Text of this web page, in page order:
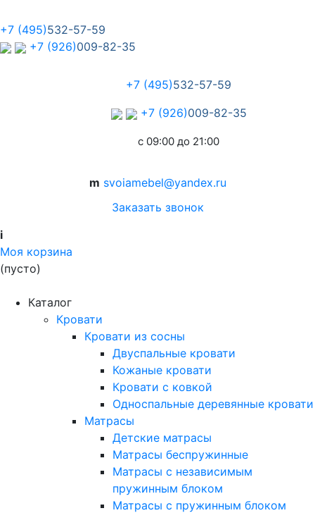
+7 (495)532-57-59
+7 (926)009-82-35
+7 (495)532-57-59
+7 (926)009-82-35
с 09:00 до 21:00
m svoiamebel@yandex.ru
Заказать звонок
i
Моя корзина
(пусто)
Каталог
Кровати
Кровати из сосны
Двуспальные кровати
Кожаные кровати
Кровати с ковкой
Односпальные деревянные кровати
Матрасы
Детские матрасы
Матрасы беспружинные
Матрасы с независимым
пружинным блоком
Матрасы с пружинным блоком